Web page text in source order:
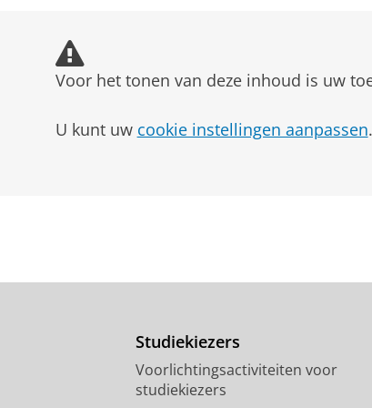
Voor het tonen van deze inhoud is uw
U kunt uw cookie instellingen aanpassen.
Studiekiezers
Voorlichtingsactiviteiten voor
studiekiezers